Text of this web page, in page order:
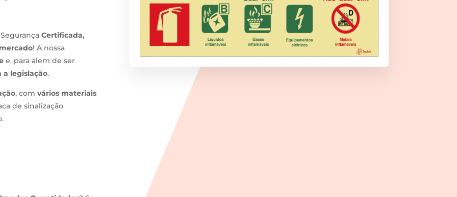
Certificada,
! A nossa
e, para alem de ser
a legislação.
, comvários materiais
de sinalização